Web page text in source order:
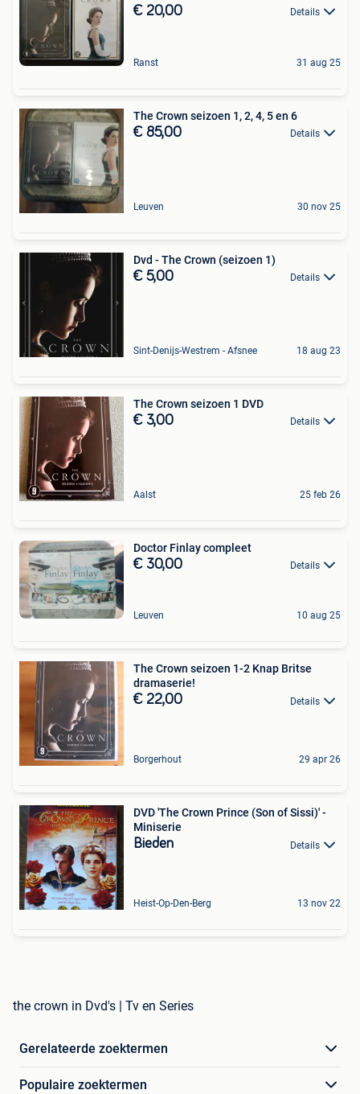
€ 20,00 Details
Ranst 31 aug 25
The Crown seizoen 1, 2, 4, 5 en 6
€ 85,00 Details
Leuven 30 nov 25
Dvd - The Crown (seizoen 1)
€ 5,00 Details
Sint-Denijs-Westrem - Afsnee 18 aug 23
The Crown seizoen 1 DVD
€ 3,00 Details
Aalst 25 feb 26
Doctor Finlay compleet
€ 30,00 Details
Leuven 10 aug 25
The Crown seizoen 1-2 Knap Britse
dramaserie!
€ 22,00 Details
Borgerhout 29 apr 26
DVD 'The Crown Prince (Son of Sissi)' -
Miniserie
Bieden Details
Heist-Op-Den-Berg 13 nov 22
the crown in Dvd's | Tv en Series
Gerelateerde zoektermen
Populaire zoektermen